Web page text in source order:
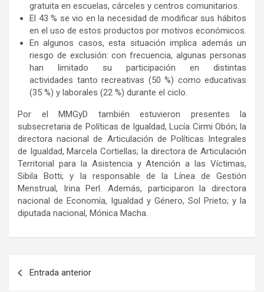
gratuita en escuelas, cárceles y centros comunitarios.
El 43 % se vio en la necesidad de modificar sus hábitos
en el uso de estos productos por motivos económicos.
En algunos casos, esta situación implica además un
riesgo de exclusión: con frecuencia, algunas personas
han limitado su participación en distintas
actividades tanto recreativas (50 %) como educativas
(35 %) y laborales (22 %) durante el ciclo.
Por el MMGyD también estuvieron presentes la
subsecretaria de Políticas de Igualdad, Lucía Cirmi Obón; la
directora nacional de Articulación de Políticas Integrales
de Igualdad, Marcela Cortiellas; la directora de Articulación
Territorial para la Asistencia y Atención a las Víctimas,
Sibila Botti; y la responsable de la Línea de Gestión
Menstrual, Irina Perl. Además, participaron la directora
nacional de Economía, Igualdad y Género, Sol Prieto; y la
diputada nacional, Mónica Macha.
Entrada anterior